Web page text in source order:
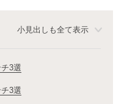
小見出しも全て表示
3選
3選